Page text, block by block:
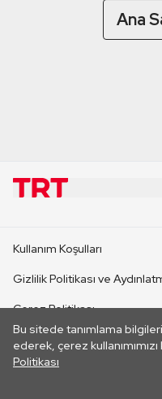
Ana
Bu sitede tanımlama
ederek, çerez
Politikası
CANLI YAYINLAR
Kullanım Koşulları
Gizlilik Politikası ve
Çerez Politikası
İletişim
Her hakkı saklıdır. ©2026